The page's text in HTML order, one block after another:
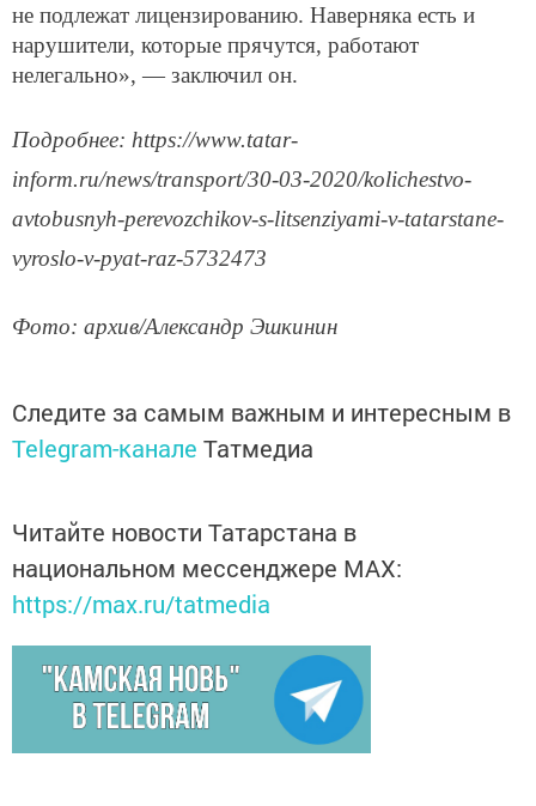
не подлежат лицензированию. Наверняка есть и
нарушители, которые прячутся, работают
нелегально», — заключил он.
Подробнее: https://www.tatar-
inform.ru/news/transport/30-03-2020/kolichestvo-
avtobusnyh-perevozchikov-s-litsenziyami-v-tatarstane-
vyroslo-v-pyat-raz-5732473
Фото: архив/Александр Эшкинин
Следите за самым важным и интересным в
Telegram-канале Татмедиа
Читайте новости Татарстана в
национальном мессенджере MАХ:
https://max.ru/tatmedia